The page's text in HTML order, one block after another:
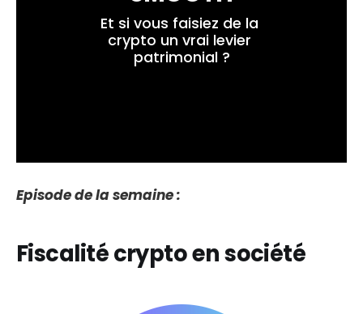
Et si vous faisiez de la
crypto un vrai levier
patrimonial ?
Episode de la semaine :
Fiscalité crypto en société